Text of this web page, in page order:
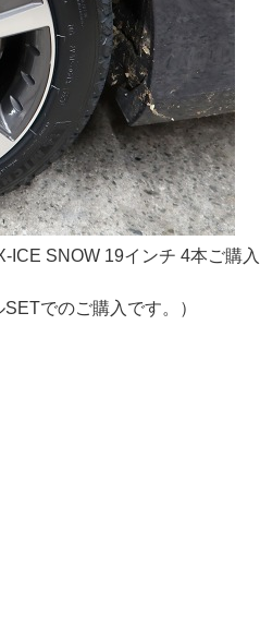
ICE SNOW 19インチ 4本ご購
でのご購入です。）